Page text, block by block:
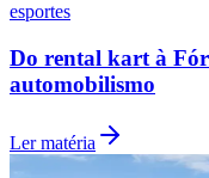
esportes
Do rental kart à
automobilismo
Ler matéria